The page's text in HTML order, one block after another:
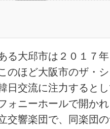
る大邱市は２０１７
のほど大阪市のザ・
日交流に注力すると
ォニーホールで開か
交響楽団で、同楽団